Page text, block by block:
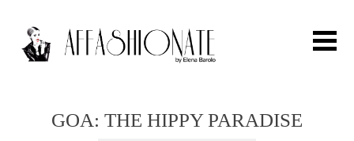
GOA: THE HIPPY PARADISE